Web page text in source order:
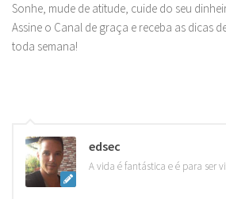
Sonhe, mude de atitude, cuide do seu
Assine o Canal de graça e receba as dicas
toda semana!
edsec
A vida é fantástica e é para ser